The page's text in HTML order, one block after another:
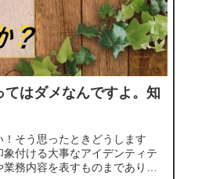
はダメなんですよ。知
そう思ったときどうします
付ける大事なアイデンティテ
務内容を表すものまでありま